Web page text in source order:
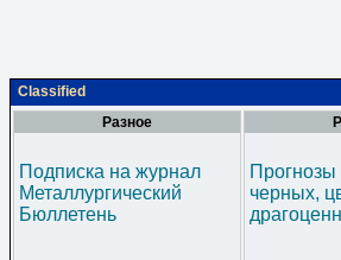
Classified
Разное
Подписка на журнал
Металлургический
Бюллетень
черных,